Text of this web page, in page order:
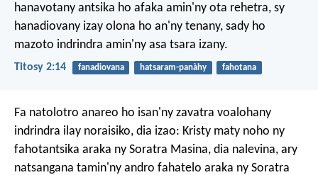
hanavotany antsika ho afaka amin'ny ota rehetra, sy
hanadiovany izay olona ho an'ny tenany, sady ho
mazoto indrindra amin'ny asa tsara izany.
Titosy 2:14 fanadiovana hatsaram-panàhy fahotana
Fa natolotro anareo ho isan'ny zavatra voalohany
indrindra ilay noraisiko, dia izao: Kristy maty noho ny
fahotantsika araka ny Soratra Masina, dia nalevina, ary
natsangana tamin'ny andro fahatelo araka ny Soratra